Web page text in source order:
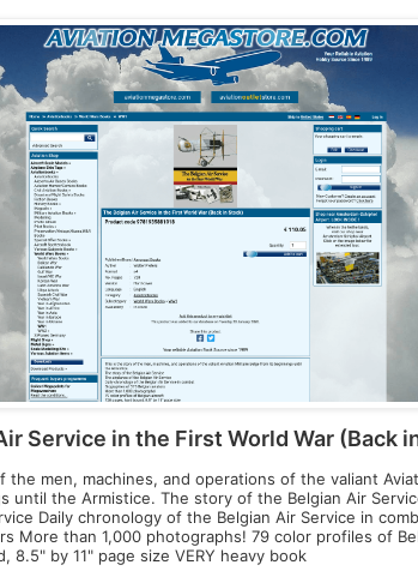
Service in the First World War (Back
the men, machines, and operations of the valiant
until the Armistice. The story of the Belgian Air
Daily chronology of the Belgian Air Service in
More than 1,000 photographs! 79 color profiles of
8.5" by 11" page size VERY heavy book